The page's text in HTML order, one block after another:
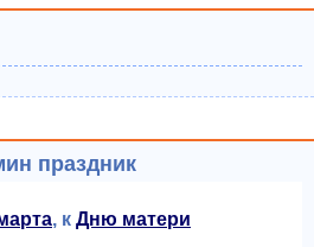
праздник
, к Дню матери